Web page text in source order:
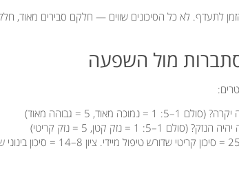
לתעדף. לא כל הסיכונים שווים — חלקם סבירים
מול השפעה
מאוד, 5 = גבוהה מאוד)
1 = נזק קטן, 5 = נזק קריטי)